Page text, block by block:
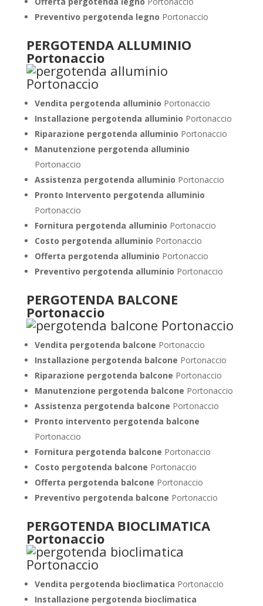
Preventivo pergotenda legno Portonaccio
PERGOTENDA ALLUMINIO
Portonaccio
Vendita pergotenda alluminio Portonaccio
Installazione pergotenda alluminio Portonaccio
Riparazione pergotenda alluminio Portonaccio
Manutenzione pergotenda alluminio
Portonaccio
Assistenza pergotenda alluminio Portonaccio
Pronto Intervento pergotenda alluminio
Portonaccio
Fornitura pergotenda alluminio Portonaccio
Costo pergotenda alluminio Portonaccio
Offerta pergotenda alluminio Portonaccio
Preventivo pergotenda alluminio Portonaccio
PERGOTENDA BALCONE
Portonaccio
Vendita pergotenda balcone Portonaccio
Installazione pergotenda balcone Portonaccio
Riparazione pergotenda balcone Portonaccio
Manutenzione pergotenda balcone Portonaccio
Assistenza pergotenda balcone Portonaccio
Pronto intervento pergotenda balcone
Portonaccio
Fornitura pergotenda balcone Portonaccio
Costo pergotenda balcone Portonaccio
Offerta pergotenda balcone Portonaccio
Preventivo pergotenda balcone Portonaccio
PERGOTENDA BIOCLIMATICA
Portonaccio
Vendita pergotenda bioclimatica Portonaccio
Installazione pergotenda bioclimatica